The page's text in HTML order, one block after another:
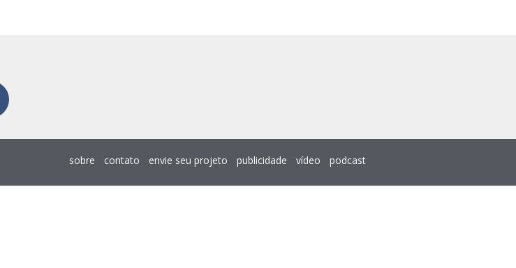
sobre contato envie seu projeto publicidade vídeo podcast